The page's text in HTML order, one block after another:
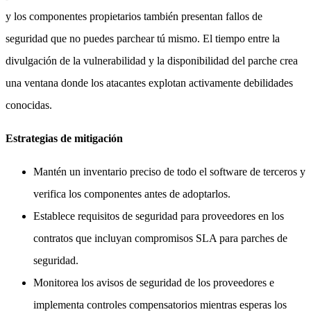
y los componentes propietarios también presentan fallos de
seguridad que no puedes parchear tú mismo. El tiempo entre la
divulgación de la vulnerabilidad y la disponibilidad del parche crea
una ventana donde los atacantes explotan activamente debilidades
conocidas.
Estrategias de mitigación
Mantén un inventario preciso de todo el software de terceros y
verifica los componentes antes de adoptarlos.
Establece requisitos de seguridad para proveedores en los
contratos que incluyan compromisos SLA para parches de
seguridad.
Monitorea los avisos de seguridad de los proveedores e
implementa controles compensatorios mientras esperas los